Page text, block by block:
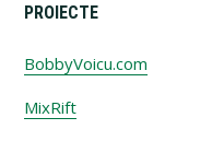
PROIECTE
BobbyVoicu.com
MixRift